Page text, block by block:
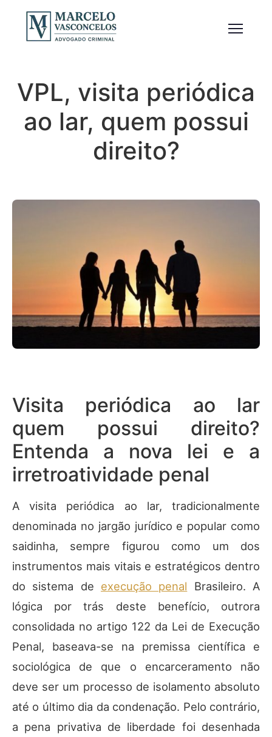
VPL, visita periódica
ao lar, quem possui
direito?
Visita periódica ao lar
quem possui direito?
Entenda a nova lei e a
irretroatividade penal
A visita periódica ao lar, tradicionalmente
denominada no jargão jurídico e popular como
saidinha, sempre figurou como um dos
instrumentos mais vitais e estratégicos dentro
do sistema de execução penal Brasileiro. A
lógica por trás deste benefício, outrora
consolidada no artigo 122 da Lei de Execução
Penal, baseava-se na premissa científica e
sociológica de que o encarceramento não
deve ser um processo de isolamento absoluto
até o último dia da condenação. Pelo contrário,
a pena privativa de liberdade foi desenhada